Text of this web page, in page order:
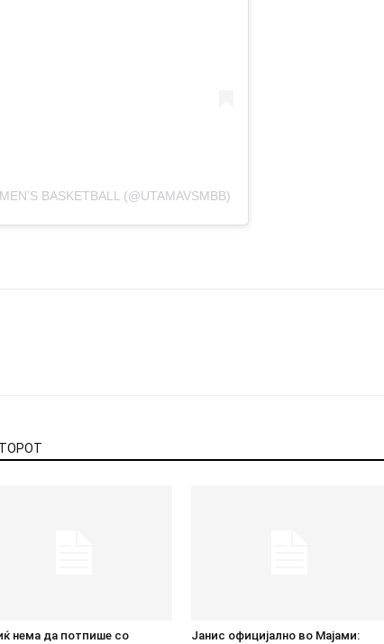
BASKETBALL (@UTAMAVSMBB)
нема да потпише со
Јанис официјално во Мајами: